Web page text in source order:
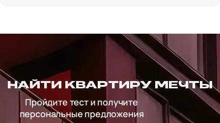
НАЙТИ КВАРТИРУ МЕЧТЫ
Пройдите тест и получите
персональные предложения